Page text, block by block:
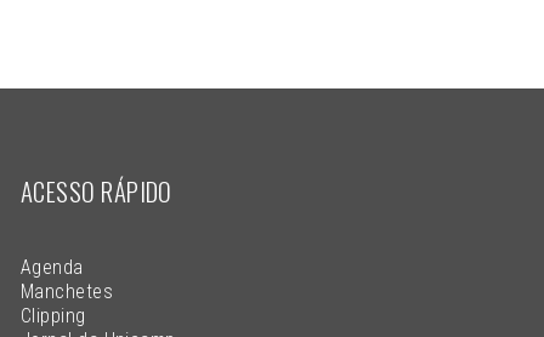
ACESSO RÁPIDO
Agenda
Manchetes
Clipping